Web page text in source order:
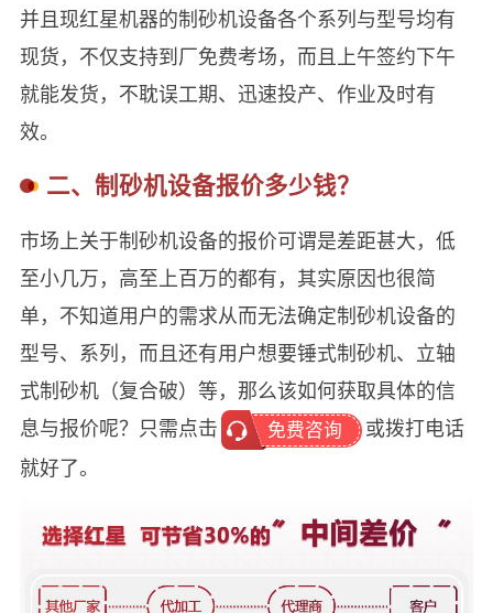
并且现红星机器的制砂机设备各个系列与型号均有
现货，不仅支持到厂免费考场，而且上午签约下午
就能发货，不耽误工期、迅速投产、作业及时有
效。
二、制砂机设备报价多少钱？
市场上关于制砂机设备的报价可谓是差距甚大，低
至小几万，高至上百万的都有，其实原因也很简
单，不知道用户的需求从而无法确定制砂机设备的
型号、系列，而且还有用户想要锤式制砂机、立轴
式制砂机（复合破）等，那么该如何获取具体的信
息与报价呢？只需点击
免费咨询
或拨打电话
就好了。